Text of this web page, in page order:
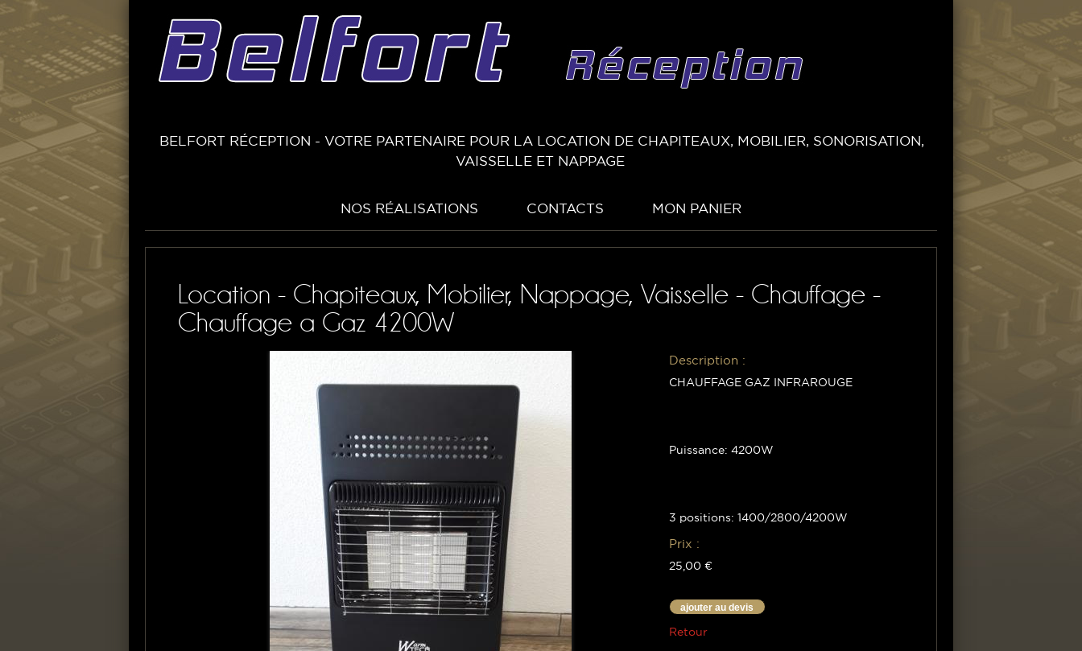
BELFORT RÉCEPTION - VOTRE PARTENAIRE POUR LA LOCATION DE CHAPITEAUX, MOBILIER, SONORISATION,
VAISSELLE ET NAPPAGE
NOS RÉALISATIONS CONTACTS MON PANIER
Location - Chapiteaux, Mobilier, Nappage, Vaisselle - Chauffage -
Chauffage a Gaz 4200W
Description :
CHAUFFAGE GAZ INFRAROUGE
Puissance: 4200W
3 positions: 1400/2800/4200W
Prix :
25,00 €
ajouter au devis
Retour